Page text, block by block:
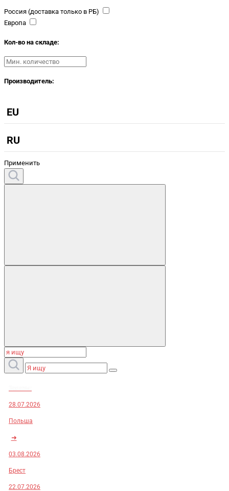
Россия (доставка только в РБ)
Европа
Кол-во на складе:
Производитель:
EU
RU
Применить
28.07.2026
Польша
➜
03.08.2026
Брест
22.07.2026